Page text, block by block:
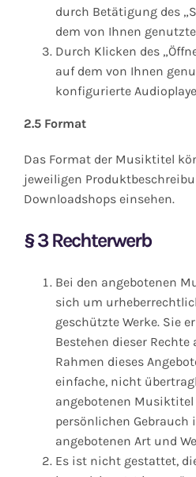
durch Betätigung des
dem von Ihnen
Durch Klicken des
auf dem von Ihnen
konfigurierte
2.5 Format
Das Format der Musiktitel
jeweiligen
Downloadshops einsehen.
§3 Rechterwerb
Bei den angebotenen
sich um
geschützte Werke. Sie
Bestehen dieser
Rahmen dieses
einfache, nicht
angebotenen
persönlichen Gebrauch
angebotenen Art und
Es ist nicht gestattet,